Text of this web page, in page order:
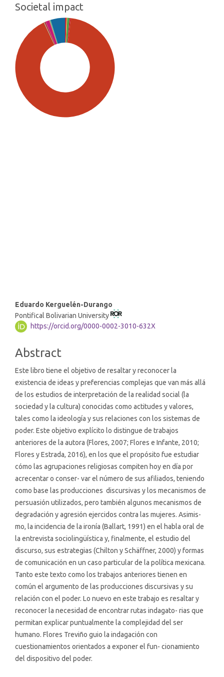
Societal impact
Main
Article
Content
Eduardo Kerguelén-Durango
Pontifical Bolivarian University
https://orcid.org/0000-0002-3010-632X
Abstract
Este libro tiene el objetivo de resaltar y reconocer la
existencia de ideas y preferencias complejas que van más allá
de los estudios de interpretación de la realidad social (la
sociedad y la cultura) conocidas como actitudes y valores,
tales como la ideología y sus relaciones con los sistemas de
poder. Este objetivo explícito lo distingue de trabajos
anteriores de la autora (Flores, 2007; Flores e Infante, 2010;
Flores y Estrada, 2016), en los que el propósito fue estudiar
cómo las agrupaciones religiosas compiten hoy en día por
acrecentar o conser- var el número de sus afiliados, teniendo
como base las producciones discursivas y los mecanismos de
persuasión utilizados, pero también algunos mecanismos de
degradación y agresión ejercidos contra las mujeres. Asimis-
mo, la incidencia de la ironía (Ballart, 1991) en el habla oral de
la entrevista sociolingüística y, finalmente, el estudio del
discurso, sus estrategias (Chilton y Schäffner, 2000) y formas
de comunicación en un caso particular de la política mexicana.
Tanto este texto como los trabajos anteriores tienen en
común el argumento de las producciones discursivas y su
relación con el poder. Lo nuevo en este trabajo es resaltar y
reconocer la necesidad de encontrar rutas indagato- rias que
permitan explicar puntualmente la complejidad del ser
humano. Flores Treviño guio la indagación con
cuestionamientos orientados a exponer el fun- cionamiento
del dispositivo del poder.